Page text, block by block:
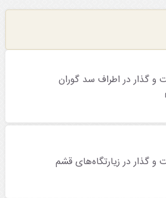
گذار در اطراف سد گوران
گذار در زیارتگاه‌های قشم